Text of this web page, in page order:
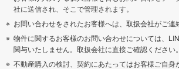
社に送信され、そこで管理されます。
お問い合わせをされたお客様へは、取扱会社がご連
物件に関するお客様のお問い合わせについては、
関与いたしません。取扱会社に直接ご確認ください。
不動産購入の検討、契約にあたってはお客様ご自身